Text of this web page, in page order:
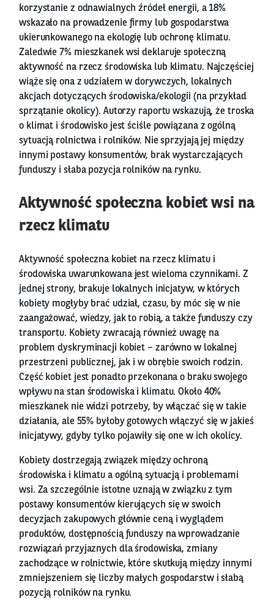
korzystanie z odnawialnych źródeł energii, a 18%
wskazało na prowadzenie firmy lub gospodarstwa
ukierunkowanego na ekologię lub ochronę klimatu.
Zaledwie 7% mieszkanek wsi deklaruje społeczną
aktywność na rzecz środowiska lub klimatu. Najczęściej
wiąże się ona z udziałem w dorywczych, lokalnych
akcjach dotyczących środowiska/ekologii (na przykład
sprzątanie okolicy). Autorzy raportu wskazują, że troska
o klimat i środowisko jest ściśle powiązana z ogólną
sytuacją rolnictwa i rolników. Nie sprzyjają jej między
innymi postawy konsumentów, brak wystarczających
funduszy i słaba pozycja rolników na rynku.
Aktywność społeczna kobiet wsi na
rzecz klimatu
Aktywność społeczna kobiet na rzecz klimatu i
środowiska uwarunkowana jest wieloma czynnikami. Z
jednej strony, brakuje lokalnych inicjatyw, w których
kobiety mogłyby brać udział, czasu, by móc się w nie
zaangażować, wiedzy, jak to robią, a także funduszy czy
transportu. Kobiety zwracają również uwagę na
problem dyskryminacji kobiet – zarówno w lokalnej
przestrzeni publicznej, jak i w obrębie swoich rodzin.
Część kobiet jest ponadto przekonana o braku swojego
wpływu na stan środowiska i klimatu. Około 40%
mieszkanek nie widzi potrzeby, by włączać się w takie
działania, ale 55% byłoby gotowych włączyć się w jakieś
inicjatywy, gdyby tylko pojawiły się one w ich okolicy.
Kobiety dostrzegają związek między ochroną
środowiska i klimatu a ogólną sytuacją i problemami
wsi. Za szczególnie istotne uznają w związku z tym
postawy konsumentów kierujących się w swoich
decyzjach zakupowych głównie ceną i wyglądem
produktów, dostępnością funduszy na wprowadzanie
rozwiązań przyjaznych dla środowiska, zmiany
zachodzące w rolnictwie, które skutkują między innymi
zmniejszeniem się liczby małych gospodarstw i słabą
pozycją rolników na rynku.